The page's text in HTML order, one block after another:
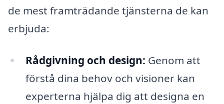
de mest framträdande tjänsterna de kan
erbjuda:
Rådgivning och design: Genom att
förstå dina behov och visioner kan
experterna hjälpa dig att designa en